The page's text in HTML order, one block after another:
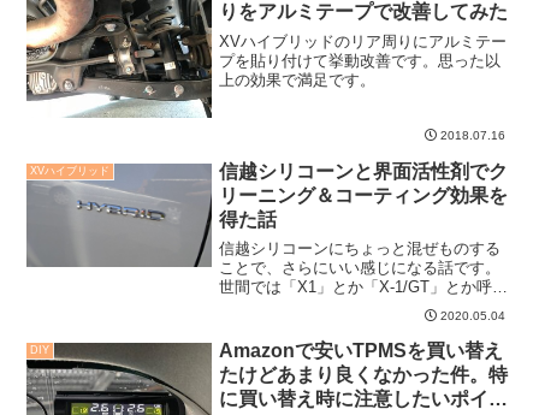
りをアルミテープで改善してみた
XVハイブリッドのリア周りにアルミテー
プを貼り付けて挙動改善です。思った以
上の効果で満足です。
2018.07.16
XVハイブリッド
信越シリコーンと界面活性剤でク
リーニング＆コーティング効果を
得た話
信越シリコーンにちょっと混ぜものする
ことで、さらにいい感じになる話です。
世間では「X1」とか「X-1/GT」とか呼ば
れているものですが、実際やってみたら
とても良かったのでオススメです。
2020.05.04
DIY
Amazonで安いTPMSを買い替え
たけどあまり良くなかった件。特
に買い替え時に注意したいポイン